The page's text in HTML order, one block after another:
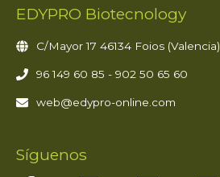
EDYPRO Biotecnology
C/Mayor 17 46134 Foios (Valencia)
96 149 60 85 - 902 50 65 60
web@edypro-online.com
Síguenos